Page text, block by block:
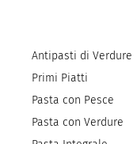
Antipasti di Verdure
Primi Piatti
Pasta con Pesce
Pasta con Verdure